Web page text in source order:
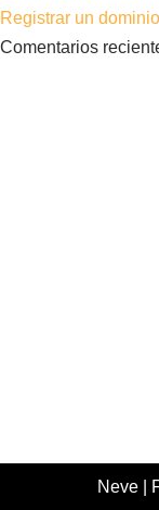
Registrar un
Comentarios
Neve|